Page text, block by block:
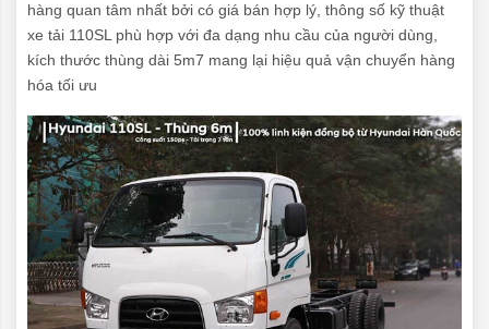
hàng quan tâm nhất bởi có giá bán hợp lý, thông số kỹ thuật
xe tải 110SL phù hợp với đa dạng nhu cầu của người dùng,
kích thước thùng dài 5m7 mang lại hiệu quả vận chuyển hàng
hóa tối ưu